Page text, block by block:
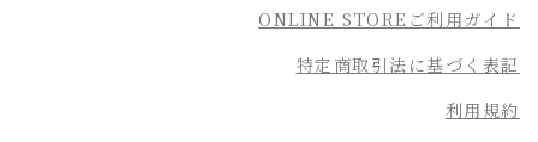
ONLINE STOREご利用ガイド
特定商取引法に基づく表記
利用規約